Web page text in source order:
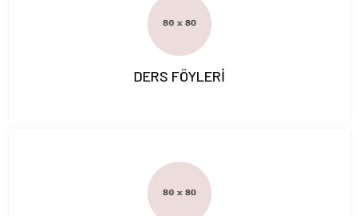
DERS FÖYLERİ